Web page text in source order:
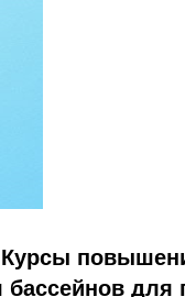
Курсы
бассейнов для